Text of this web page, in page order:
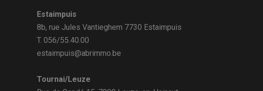
Estaimpuis
8b, rue Jules Vantieghem 7730 Estaimpuis
T. 056/55.40.00
estaimpuis@abrimmo.be
Tournai/Leuze